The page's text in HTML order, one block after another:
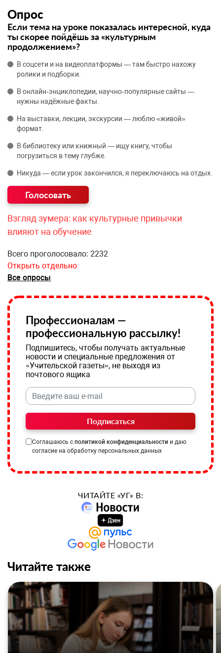
Опрос
Если тема на уроке показалась интересной, куда
ты скорее пойдёшь за «культурным
продолжением»?
В соцсети и на видеоплатформы — там быстро нахожу
ролики и подборки.
В онлайн‑энциклопедии, научно‑популярные сайты —
нужны надёжные факты.
На выставки, лекции, экскурсии — люблю «живой»
формат.
В библиотеку или книжный — ищу книгу, чтобы
погрузиться в тему глубже.
Никуда — если урок закончился, я переключаюсь на отдых.
Взгляд зумера: как культурные привычки
влияют на обучение
Всего проголосовало: 2232
Открыть отдельно
Все опросы
Профессионалам —
профессиональную рассылку!
Подпишитесь, чтобы получать актуальные
новости и специальные предложения от
«Учительской газеты», не выходя из
почтового ящика
Подписаться
Соглашаюсь с политикой конфиденциальности и даю
согласие на обработку персональных данных
ЧИТАЙТЕ «УГ» В:
Читайте также